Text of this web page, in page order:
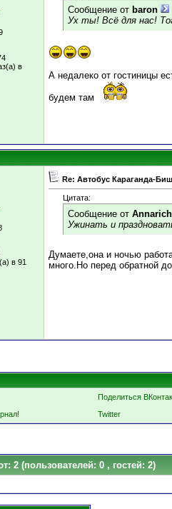
в
Сообщение от baron
Ух ты! Всё для нас!
А недалеко от гостиницы
будем там
в 91
Re: Автобус Караганда-
Цитата:
Сообщение от Annarich
Ужинать и
Думаете,она и ночью
много.Но перед обратной
Поделиться
Twitter
2 (пользователей: 0 , гостей: 2)